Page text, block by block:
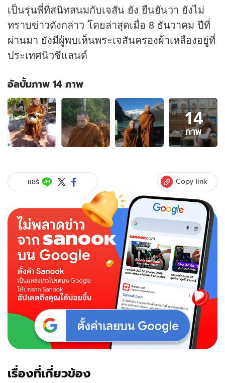
เป็นรุ่นพี่ที่สนิทสนมกับเจสัน ยัง ยืนยันว่า ยังไม่
ทราบข่าวดังกล่าว โดยล่าสุดเมื่อ 8 ธันวาคม ปีที่
ผ่านมา ยังมีผู้พบเห็นพระเจสันครองผ้าเหลืองอยู่ที่
ประเทศนิวซีแลนด์
อัลบั้มภาพ 14 ภาพ
อัลบั้ม
ภาพ
14
ภาพ
ของ
เจ
สัน
สึก
แล้ว
ฆราวาส
ขับขี่
14
ภาพ
แชร์ Copy link
เรื่องที่เกี่ยวข้อง